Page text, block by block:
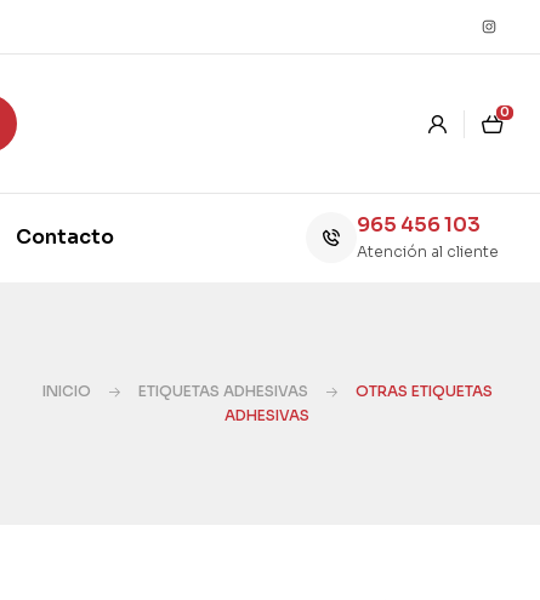
0
Contacto 965 456 103
Atención al cliente
INICIO ETIQUETAS ADHESIVAS
OTRAS ETIQUETAS
ADHESIVAS